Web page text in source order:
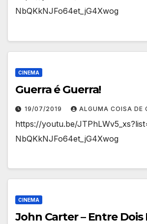
NbQKkNJFo64et_jG4Xwog
CINEMA
Guerra é Guerra!
19/07/2019 ALGUMA COISA DE
https://youtu.be/
NbQKkNJFo64et_jG4Xwog
CINEMA
John Carter – Entre